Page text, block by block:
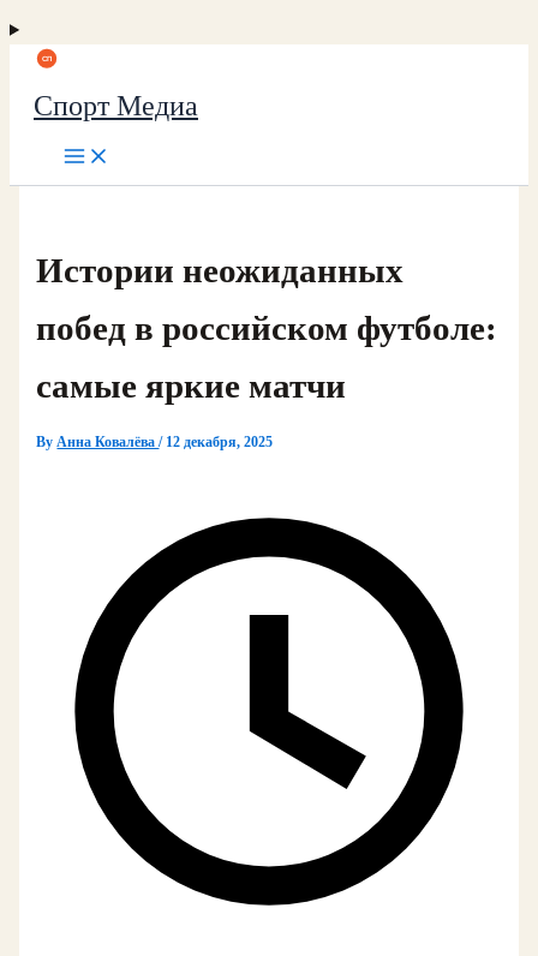
Спорт Медиа
Истории неожиданных
побед в российском футболе:
самые яркие матчи
ByАнна Ковалёва/ 12 декабря, 2025